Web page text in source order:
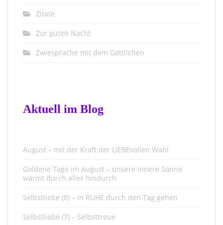
Zitate
Zur guten Nacht
Zwiesprache mit dem Göttlichen
Aktuell im Blog
August – mit der Kraft der LIEBEvollen Wahl
Goldene Tage im August – unsere innere Sonne
wärmt durch alles hindurch
Selbstliebe (8) – In RUHE durch den Tag gehen
Selbstliebe (7) – Selbsttreue